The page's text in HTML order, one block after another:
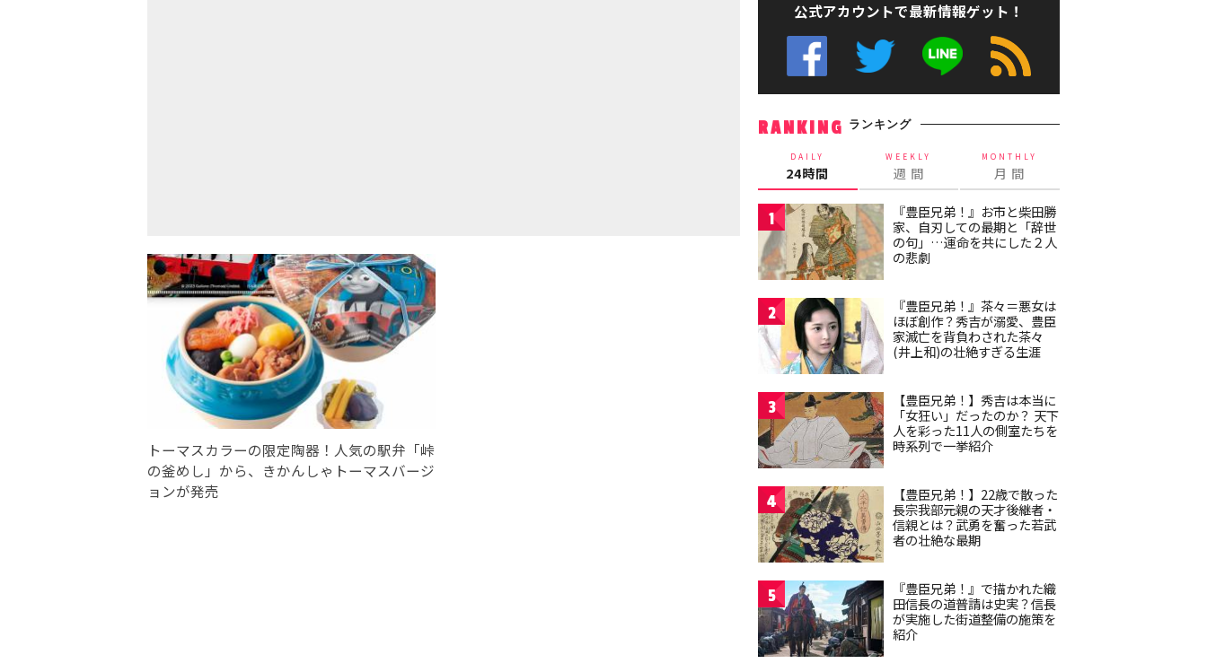
トーマスカラーの限定陶器！人気の駅弁「峠
の釜めし」から、きかんしゃトーマスバージ
ョンが発売
公式アカウントで最新情報ゲット！
RANKING ランキング
DAILY
24時間
WEEKLY
週 間
MONTHLY
月 間
1
『豊臣兄弟！』お市と柴田勝
家、自刃しての最期と「辞世
の句」…運命を共にした２人
の悲劇
2
『豊臣兄弟！』茶々＝悪女は
ほぼ創作？秀吉が溺愛、豊臣
家滅亡を背負わされた茶々
(井上和)の壮絶すぎる生涯
3
【豊臣兄弟！】秀吉は本当に
「女狂い」だったのか？ 天下
人を彩った11人の側室たちを
時系列で一挙紹介
4
【豊臣兄弟！】22歳で散った
長宗我部元親の天才後継者・
信親とは？武勇を奮った若武
者の壮絶な最期
5
『豊臣兄弟！』で描かれた織
田信長の道普請は史実？信長
が実施した街道整備の施策を
紹介